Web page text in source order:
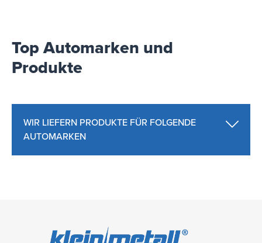
Top Automarken und
Produkte
WIR LIEFERN PRODUKTE FÜR FOLGENDE
AUTOMARKEN